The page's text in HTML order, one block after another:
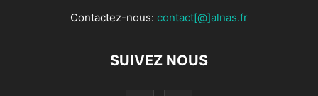
Contactez-nous: contact[@]alnas.fr
SUIVEZ NOUS